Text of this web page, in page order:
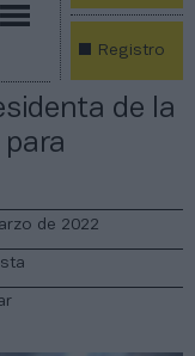
Registro
de la
de 2022